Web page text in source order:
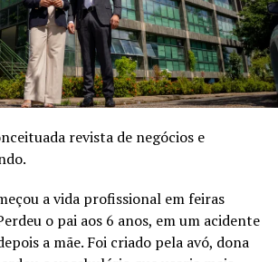
Manager da Audible
na Carreira
dedicar-se integralmente a
o futuro da IAG”, disse
da empresa. “É um trabalho de vital
Alphabet e para a humanidade, e não
melhor do que Demis para
revista de negócios e
a vida profissional em feiras
o pai aos 6 anos, em um acidente
a mãe. Foi criado pela avó, dona